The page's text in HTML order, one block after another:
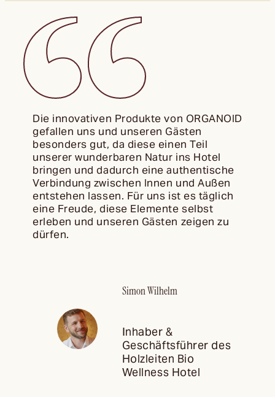
Die innovativen Produkte von ORGANOID
gefallen uns und unseren Gästen
besonders gut, da diese einen Teil
unserer wunderbaren Natur ins Hotel
bringen und dadurch eine authentische
Verbindung zwischen Innen und Außen
entstehen lassen. Für uns ist es täglich
eine Freude, diese Elemente selbst
erleben und unseren Gästen zeigen zu
dürfen.
Simon Wilhelm
Inhaber &
Geschäftsführer des
Holzleiten Bio
Wellness Hotel